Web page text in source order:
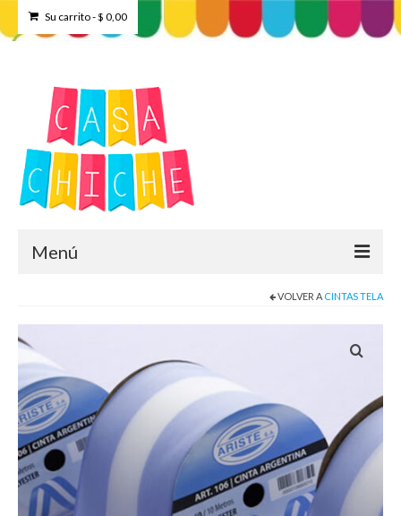
Su carrito-$ 0,00
Menú
Contacto
Como Registrarse
Finalizar compra
VOLVER A CINTAS TELA